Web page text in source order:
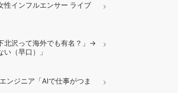
性インフルエンサー ライブ
北沢って海外でも有名？」→
（早口）」
ンジニア「AIで仕事がつま